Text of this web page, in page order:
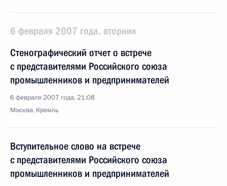
6 февраля 2007 года, вторник
Стенографический отчет о встрече
с представителями Российского союза
промышленников и предпринимателей
6 февраля 2007 года, 21:08
Москва, Кремль
Вступительное слово на встрече
с представителями Российского союза
промышленников и предпринимателей